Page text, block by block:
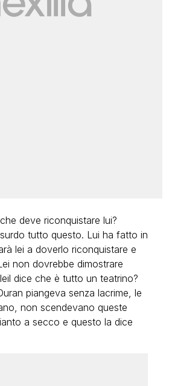
deve riconquistare lui?
tutto questo. Lui ha fatto in
lei a doverlo riconquistare e
non dovrebbe dimostrare
dice che è tutto un teatrino?
piangeva senza lacrime, le
non scendevano queste
a secco e questo la dice